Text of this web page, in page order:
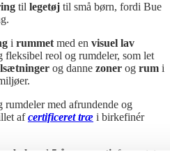
til legetøj til små børn, fordi Bue
i rummet med en visuel lav
fleksibel reol og rumdeler, som let
og danne zoner og rum i
rumdeler med afrundende og
afcertificeret træ i birkefinér